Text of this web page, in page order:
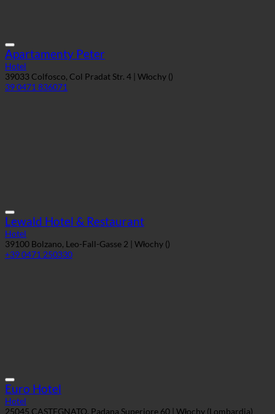
Apartamenty Peter
Hotel
39033 Colfosco, Col Pradat Str. 4 | Włochy ()
39 0471 836071
Lewald Hotel & Restaurant
Hotel
39100 Bolzano, Leo-Fall-Gasse 2 | Włochy ()
+39 0471 250330
Euro Hotel
Hotel
25045 CASTEGNATO, Padana Superiore 60 | Włochy (Lombardia)